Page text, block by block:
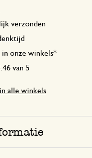
verzonden
in onze winkels*
van 5
alle winkels
dat smaak
mensen iets